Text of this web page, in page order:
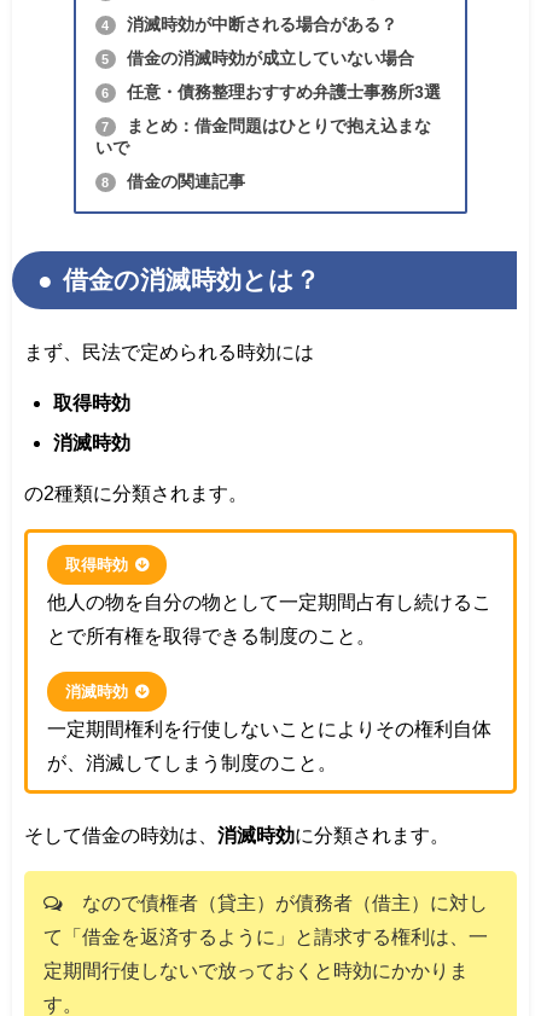
4 消滅時効が中断される場合がある？
5 借金の消滅時効が成立していない場合
6 任意・債務整理おすすめ弁護士事務所3選
7
まとめ：借金問題はひとりで抱え込まな
いで
8 借金の関連記事
借金の消滅時効とは？
まず、民法で定められる時効には
取得時効
消滅時効
の2種類に分類されます。
取得時効
他人の物を自分の物として一定期間占有し続けるこ
とで所有権を取得できる制度のこと。
消滅時効
一定期間権利を行使しないことによりその権利自体
が、消滅してしまう制度のこと。
そして借金の時効は、 消滅時効に分類されます。
なので債権者（貸主）が債務者（借主）に対し
て「借金を返済するように」と請求する権利は、一
定期間行使しないで放っておくと時効にかかりま
す。